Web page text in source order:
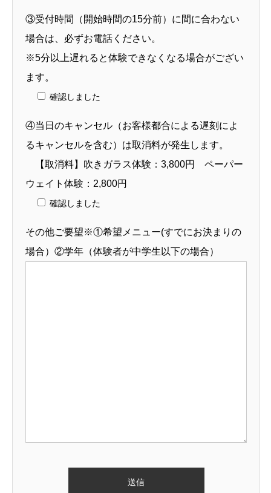
③受付時間（開始時間の15分前）に間に合わない
場合は、必ずお電話ください。
※5分以上遅れると体験できなくなる場合がござい
ます。
確認しました
④当日のキャンセル（お客様都合による遅刻によ
るキャンセルを含む）は取消料が発生します。
【取消料】吹きガラス体験：3,800円 ペーパー
ウェイト体験：2,800円
確認しました
その他ご要望※①希望メニュー(すでにお決まりの
場合）②学年（体験者が中学生以下の場合）